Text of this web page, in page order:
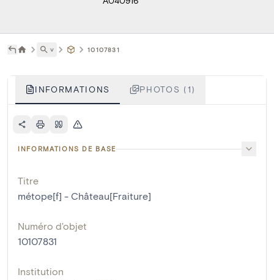
˅ 10107831
INFORMATIONS PHOTOS (1)
INFORMATIONS DE BASE
Titre
métope[f] - Château[Fraiture]
Numéro d'objet
10107831
Institution